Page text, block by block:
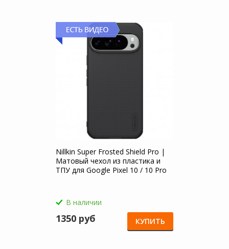
Nillkin Super Frosted Shield Pro |
Матовый чехол из пластика и
ТПУ для Google Pixel 10 / 10 Pro
В наличии
1350 руб КУПИТЬ